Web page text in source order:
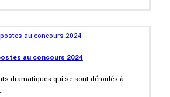
au concours 2024
dramatiques qui se sont déroulés à